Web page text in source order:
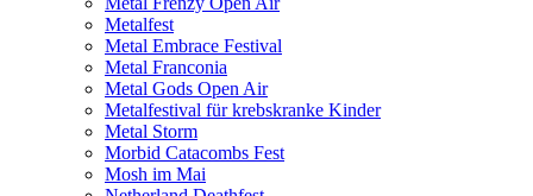
Metalfest
Metal Embrace Festival
Metal Franconia
Metal Gods Open Air
Metalfestival für krebskranke Kinder
Metal Storm
Morbid Catacombs Fest
Mosh im Mai